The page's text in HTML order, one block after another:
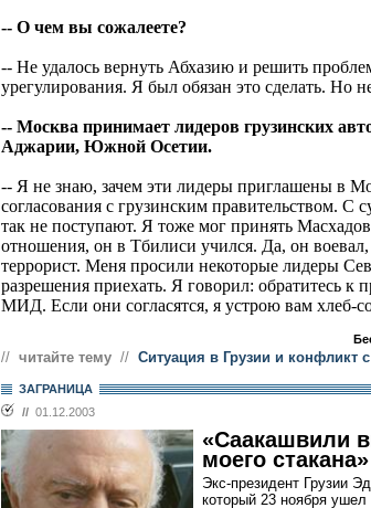
-- О чем вы сожалеете?
-- Не удалось вернуть Абхазию и решить
урегулирования. Я был обязан это сделать. Но
-- Москва принимает лидеров грузинских
Аджарии, Южной Осетии.
-- Я не знаю, зачем эти лидеры приглашены в
согласования с грузинским правительством. С
так не поступают. Я тоже мог принять
отношения, он в Тбилиси учился. Да, он
террорист. Меня просили некоторые лидеры
разрешения приехать. Я говорил: обратитесь к
МИД. Если они согласятся, я устрою вам хлеб-
// читайте тему // Ситуация в Грузии и конфликт
ЗАГРАНИЦА
// 01.12.2003
«Саакашвили
моего стакана»
Экс-президент Грузии
который 23 ноября ушел